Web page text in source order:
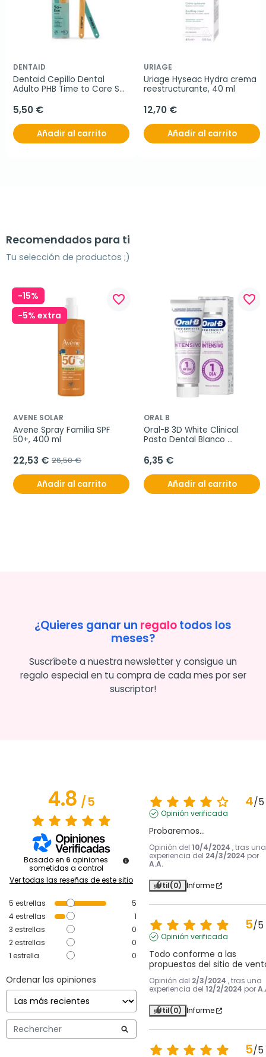
DENTAID
Dentaid Cepillo Dental
Adulto PHB Time to Care So
5,50 €
Añadir al carrito
URIAGE
Uriage Hyseac Hydra crema
reestructurante, 40 ml
12,70 €
Añadir al carrito
Recomendados para ti
Tu selección de productos ;)
-15%
-5% extra
favorite_border
AVENE SOLAR
Avene Spray Familia SPF
50+, 400 ml
22,53 € 26,50 €
Añadir al carrito
favorite_border
ORAL B
Oral-B 3D White Clinical
Pasta Dental Blanco
6,35 €
Añadir al carrito
¿Quieres ganar un regalotodos los
meses?
Suscríbete a nuestra newsletter y consigue un
regalo especial en tu compra de cada mes por ser
suscriptor!
4.8/5
Basado en 6 opiniones
sometidas a control
Ver todas las reseñas de este sitio
5 estrellas
5
4estrellas
1
3 estrellas
0
2estrellas
0
1 estrella 0
Ordenar las opiniones
4/5
Opinión verificada
Probaremos...
Opinión del 10/4/2024 , tras una
experiencia del 24/3/2024 por
A.A.
Útil(0) Informe
5/5
Opinión verificada
Todo conforme a las
propuestas del sitio de
Opinión del 2/3/2024 , tras una
experiencia del 12/2/2024 por
Útil(0) Informe
5/5